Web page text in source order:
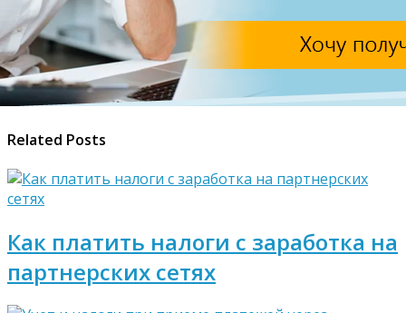
Related Posts
Как платить налоги с заработка на
партнерских сетях